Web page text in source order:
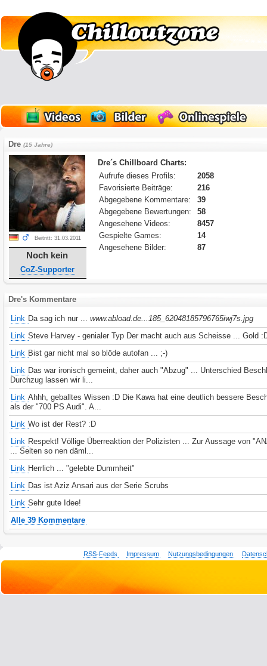
Dre(15 Jahre)
Beitritt: 31.03.2011
Noch kein
CoZ-Supporter
Dre´s Chillboard Charts:
Aufrufe dieses Profils:
2058
Favorisierte Beiträge:
216
Abgegebene Kommentare:
39
Abgegebene Bewertungen:
58
Angesehene Videos:
8457
Gespielte Games:
14
Angesehene Bilder:
87
Dre's Kommentare
Link Da sag ich nur ...www.abload.de...185_62048185796765iwj7s.jpg
Link Steve Harvey - genialer Typ Der macht auch aus Scheisse ... Gold
Link Bist gar nicht mal so blöde autofan ... ;-)
Link Das war ironisch gemeint, daher auch "Abzug" ... Unterschied
Durchzug lassen wir li...
Link Ahhh, geballtes Wissen :D Die Kawa hat eine deutlich bessere
als der "700 PS Audi". A...
Link Wo ist der Rest? :D
Link Respekt! Völlige Überreaktion der Polizisten ... Zur Aussage von
... Selten so nen däml...
Link Herrlich ... "gelebte Dummheit"
Link Das ist Aziz Ansari aus der Serie Scrubs
Link Sehr gute Idee!
Alle 39 Kommentare
RSS-Feeds Impressum Nutzungsbedingungen